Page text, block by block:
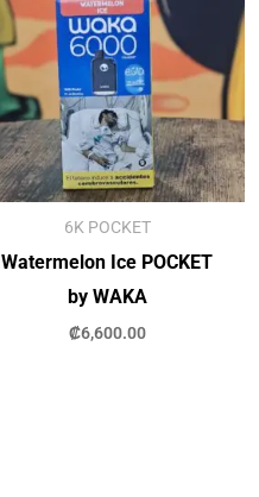
6K POCKET
Watermelon Ice POCKET
by WAKA
₡6,600.00